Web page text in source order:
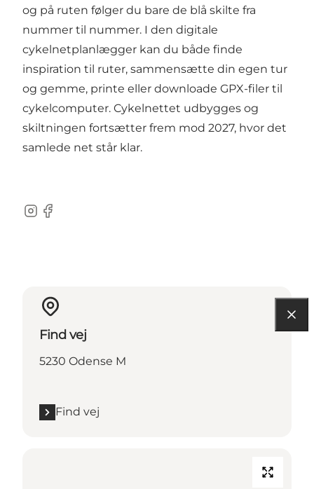
og på ruten følger du bare de blå skilte fra
nummer til nummer. I den digitale
cykelnetplanlægger kan du både finde
inspiration til ruter, sammensætte din egen tur
og gemme, printe eller downloade GPX-filer til
cykelcomputer. Cykelnettet udbygges og
skiltningen fortsætter frem mod 2027, hvor det
samlede net står klar.
Instagram
Facebook
Find vej
5230 Odense M
Find vej